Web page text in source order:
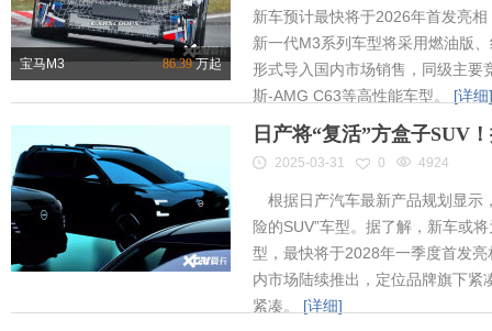
宝马M3 86.39万起
新车预计最快将于2026年首发亮
新一代M3系列车型将采用燃油版
形式导入国内市场销售，同级主要
斯-AMG C63等高性能车型。 [详细]
日产将“复活”方盒子SUV
2025-03-31 0 4924
根据日产汽车最新产品规划显示
险的SUV”车型。据了解，新车或
型，最快将于2028年一季度首发
内市场陆续推出，定位品牌旗下紧
紧凑。 [详细]